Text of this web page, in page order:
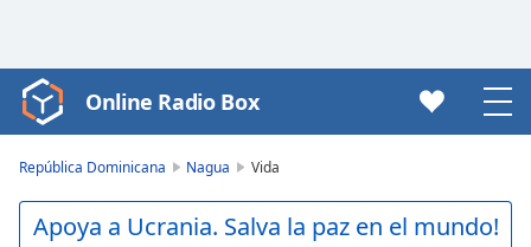
Video
Player
Play
Video
Online Radio Box
República Dominicana Nagua Vida
Apoya a Ucrania. Salva la paz en el mundo!